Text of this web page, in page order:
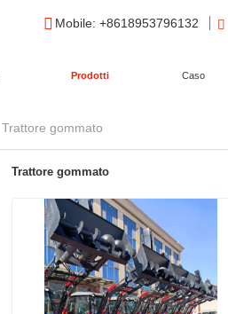
Prodotti Caso
Mobile: +8618953796132
Trattore gommato
Trattore gommato